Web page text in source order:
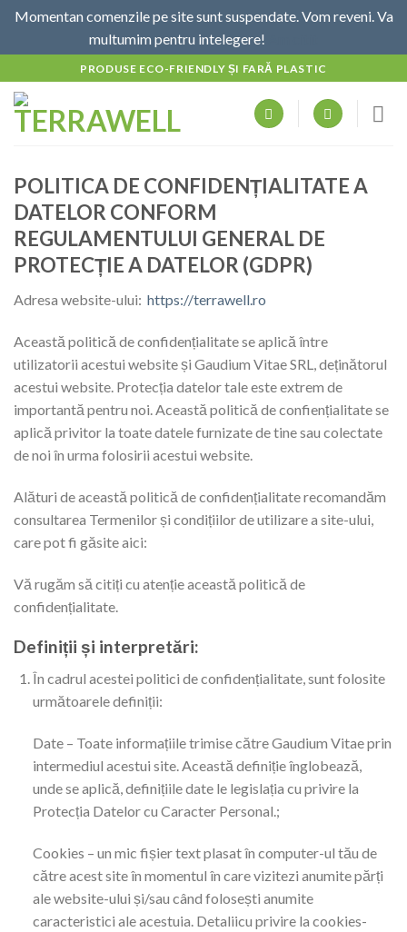
Momentan comenzile pe site sunt suspendate. Vom reveni. Va
multumim pentru intelegere!
content
PRODUSE ECO-FRIENDLY ȘI FARĂ PLASTIC
POLITICA DE CONFIDENȚIALITATE A
DATELOR CONFORM
REGULAMENTULUI GENERAL DE
PROTECȚIE A DATELOR (GDPR)
Adresa website-ului: ​https://terrawell.ro
Această politică de confidențialitate se aplică între
utilizatorii acestui website și Gaudium Vitae SRL, deținătorul
acestui website. Protecția datelor tale este extrem de
importantă pentru noi. Această politică de confiențialitate se
aplică privitor la toate datele furnizate de tine sau colectate
de noi în urma folosirii acestui website.
Alături de această politică de confidențialitate recomandăm
consultarea Termenilor și condițiilor de utilizare a site-ului,
care pot fi găsite aici:
Vă rugăm să citiți cu atenție această politică de
confidențialitate.
Definiții și interpretări:
În cadrul acestei politici de confidențialitate, sunt folosite
următoarele definiții:
Date – Toate informațiile trimise către Gaudium Vitae prin
intermediul acestui site. Această definiție înglobează,
unde se aplică, definițiile date le legislația cu privire la
Protecția Datelor cu Caracter Personal.;
Cookies – un mic fișier text plasat în computer-ul tău de
către acest site în momentul în care vizitezi anumite părți
ale website-ului și/sau când folosești anumite
caracteristici ale acestuia. Detaliicu privire la cookies-